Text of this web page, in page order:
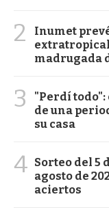
2
Inumet
extratropical
madrugada
3
"Perdí todo":
de una
su casa
4 Sorteo del 5
agosto de
aciertos